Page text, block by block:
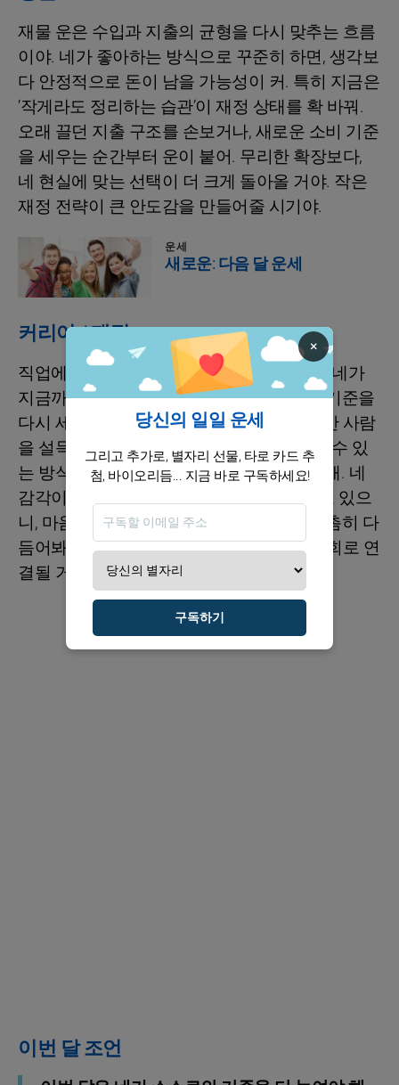
재물 운은 수입과 지출의 균형을 다시 맞추는 흐름
이야. 네가 좋아하는 방식으로 꾸준히 하면, 생각보
다 안정적으로 돈이 남을 가능성이 커. 특히 지금은
‘작게라도 정리하는 습관’이 재정 상태를 확 바꿔.
오래 끌던 지출 구조를 손보거나, 새로운 소비 기준
을 세우는 순간부터 운이 붙어. 무리한 확장보다,
네 현실에 맞는 선택이 더 크게 돌아올 거야. 작은
재정 전략이 큰 안도감을 만들어줄 시기야.
운세
새로운: 다음 달 운세
커리어 / 재정
직업에서는 4월이 재정비의 시간처럼 흘러. 네가
지금까지 쌓아온 걸 정리하고, 다음 단계의 기준을
다시 세우면 성과가 따라붙어. 상사나 중요한 사람
을 설득해야 한다면, 장황한 말보다 ‘네가 할 수 있
는 방식’으로 결과를 보여주는 게 훨씬 유리해. 네
감각이 지금 더 현실적인 방향으로 작동하고 있으
니, 마음이 답답할수록 오히려 계획을 더 촘촘히 다
듬어봐. 그러면 지금의 노력은 곧 확실한 기회로 연
결될 거야.
이번 달 조언
×
당신의 일일 운세
그리고 추가로, 별자리 선물, 타로 카드 추
첨, 바이오리듬... 지금 바로 구독하세요!
구독하기